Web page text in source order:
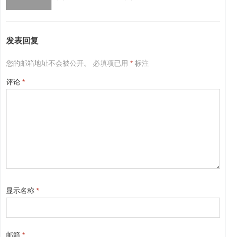
发表回复
您的邮箱地址不会被公开。 必填项已用* 标注
评论*
显示名称*
邮箱*